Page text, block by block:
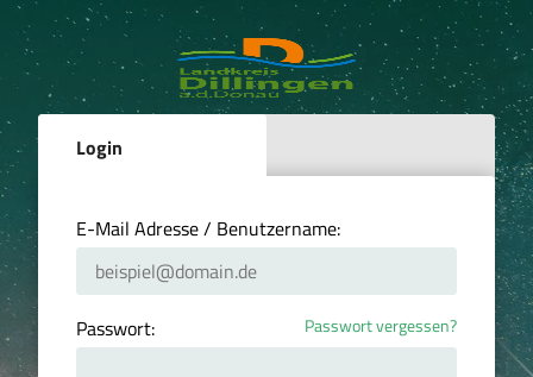
Login
E-Mail Adresse / Benutzername:
Passwort: Passwort vergessen?